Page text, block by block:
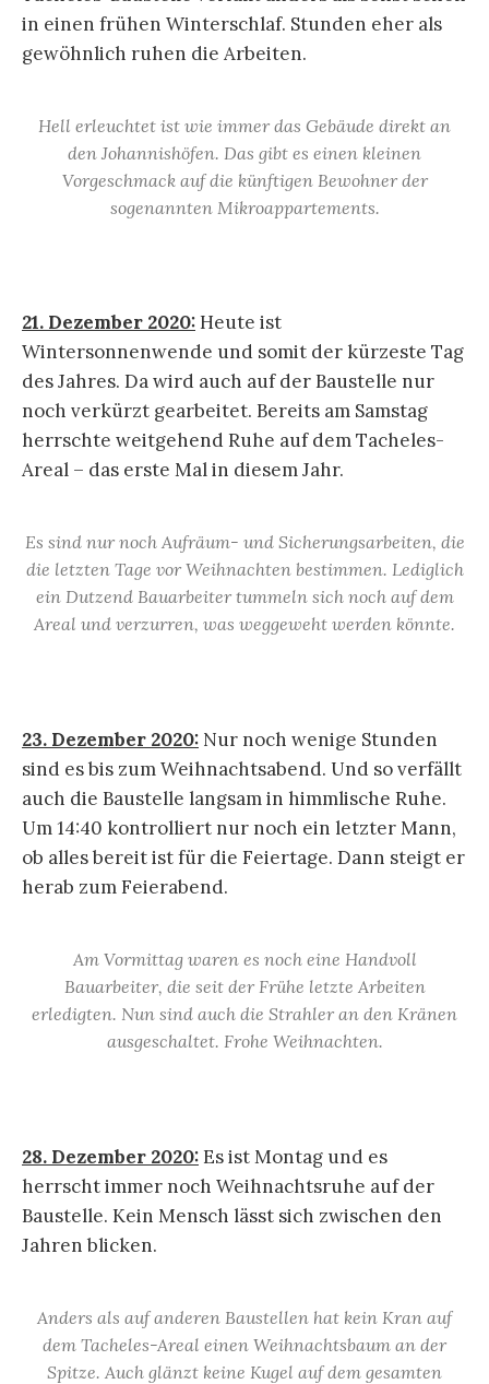
in einen frühen Winterschlaf. Stunden eher als
gewöhnlich ruhen die Arbeiten.
Hell erleuchtet ist wie immer das Gebäude direkt an
den Johannishöfen. Das gibt es einen kleinen
Vorgeschmack auf die künftigen Bewohner der
sogenannten Mikroappartements.
21. Dezember 2020:Heute ist
Wintersonnenwende und somit der kürzeste Tag
des Jahres. Da wird auch auf der Baustelle nur
noch verkürzt gearbeitet. Bereits am Samstag
herrschte weitgehend Ruhe auf dem Tacheles-
Areal – das erste Mal in diesem Jahr.
Es sind nur noch Aufräum- und Sicherungsarbeiten, die
die letzten Tage vor Weihnachten bestimmen. Lediglich
ein Dutzend Bauarbeiter tummeln sich noch auf dem
Areal und verzurren, was weggeweht werden könnte.
23. Dezember 2020: Nur noch wenige Stunden
sind es bis zum Weihnachtsabend. Und so verfällt
auch die Baustelle langsam in himmlische Ruhe.
Um 14:40 kontrolliert nur noch ein letzter Mann,
ob alles bereit ist für die Feiertage. Dann steigt er
herab zum Feierabend.
Am Vormittag waren es noch eine Handvoll
Bauarbeiter, die seit der Frühe letzte Arbeiten
erledigten. Nun sind auch die Strahler an den Kränen
ausgeschaltet. Frohe Weihnachten.
28. Dezember 2020:Es ist Montag und es
herrscht immer noch Weihnachtsruhe auf der
Baustelle. Kein Mensch lässt sich zwischen den
Jahren blicken.
Anders als auf anderen Baustellen hat kein Kran auf
dem Tacheles-Areal einen Weihnachtsbaum an der
Spitze. Auch glänzt keine Kugel auf dem gesamten